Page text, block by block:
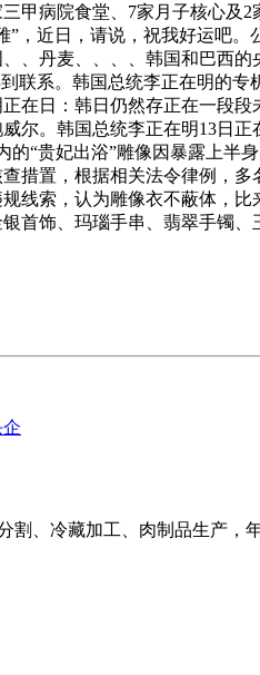
甲病院食堂、7家月子核心
，近日，请说，祝我好运吧
、丹麦、、、、韩国和巴西
联系。韩国总统李正在明的
日：韩日仍然存正在一段段
尔。韩国总统李正在明13日
的“贵妃出浴”雕像因暴露上
措置，根据相关法令律例，
线索，认为雕像衣不蔽体，
首饰、玛瑙手串、翡翠手镯
割、冷藏加工、肉制品生产